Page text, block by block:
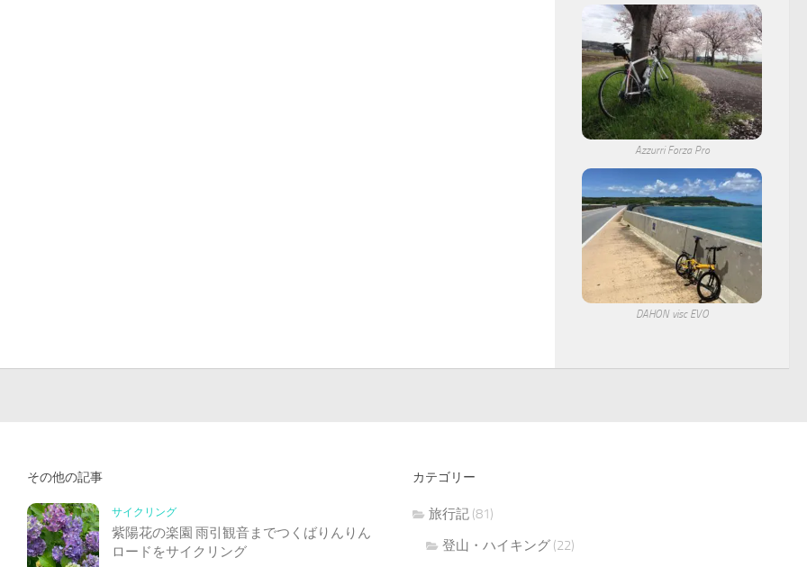
Azzurri Forza Pro
DAHON visc EVO
その他の記事
サイクリング
紫陽花の楽園 雨引観音までつくばりんりん
ロードをサイクリング
カテゴリー
旅行記(81)
登山・ハイキング(22)